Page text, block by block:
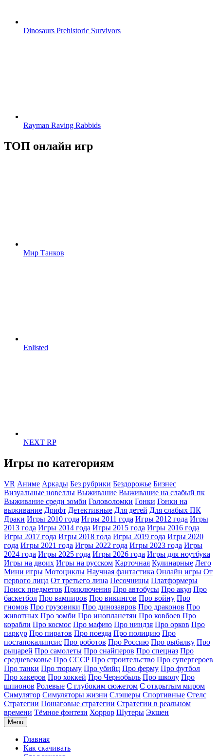
Dinosaurs Prehistoric Survivors
Rayman Raving Rabbids
ТОП онлайн игр
Мир Танков
Enlisted
NEXT RP
Игры по категориям
VR Аниме Аркады Без рубрики Бездорожье Бизнес
Визуальные новеллы Выживание Выживание на слабый пк
Выживание среди зомби Головоломки Гонки Гонки на
выживание Дрифт Детективные Для детей Для слабых ПК
Драки Игры 2010 года Игры 2011 года Игры 2012 года Игры
2013 года Игры 2014 года Игры 2015 года Игры 2016 года
Игры 2017 года Игры 2018 года Игры 2019 года Игры 2020
года Игры 2021 года Игры 2022 года Игры 2023 года Игры
2024 года Игры 2025 года Игры 2026 года Игры для ноутбука
Игры на двоих Игры на русском Карточная Кулинарные Лего
Мини игры Мотоциклы Научная фантастика Онлайн игры От
первого лица От третьего лица Песочницы Платформеры
Поиск предметов Приключения Про автобусы Про акул Про
баскетбол Про вампиров Про викингов Про войну Про
гномов Про грузовики Про динозавров Про драконов Про
животных Про зомби Про инопланетян Про ковбоев Про
корабли Про космос Про мафию Про ниндзя Про орков Про
паркур Про пиратов Про поезда Про полицию Про
постапокалипсис Про роботов Про Россию Про рыбалку Про
рыцарей Про самолеты Про снайперов Про спецназ Про
средневековье Про СССР Про строительство Про супергероев
Про танки Про тюрьму Про убийц Про ферму Про футбол
Про хакеров Про хоккей Про Чернобыль Про школу Про
шпионов Ролевые С глубоким сюжетом С открытым миром
Симулятор Симуляторы жизни Слэшеры Спортивные Стелс
Стратегии Пошаговые стратегии Стратегии в реальном
времени Тёмное фэнтези Хоррор Шутеры Экшен
Menu
Главная
Как скачивать